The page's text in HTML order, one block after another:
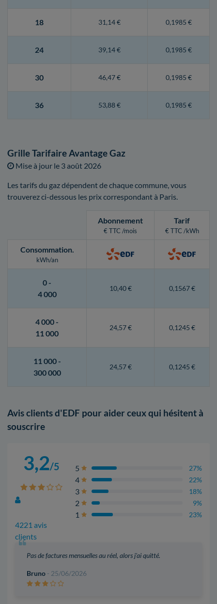
18 31,14 € 0,1985 €
24 39,14 € 0,1985 €
30 46,47 € 0,1985 €
36 53,88 € 0,1985 €
Grille Tarifaire Avantage Gaz
Mise à jour le 3 août 2026
Les tarifs du gaz dépendent de chaque commune, vous
trouverez ci-dessous les prix correspondant à Paris.
Abonnement
€ TTC /mois
Tarif
€ TTC /kWh
Consommation.
kWh/an
0 -
4 000
10,40 € 0,1567 €
4 000 -
11 000
24,57 € 0,1245 €
11 000 -
300 000
24,57 € 0,1245 €
Avis clients d'EDF pour aider ceux qui hésitent à
souscrire
3,2/5
4221 avis
clients
5 27%
4 22%
3 18%
2 9%
1 23%
Pas de factures mensuelles au réel, alors j'ai quitté.
Bruno - 25/06/2026